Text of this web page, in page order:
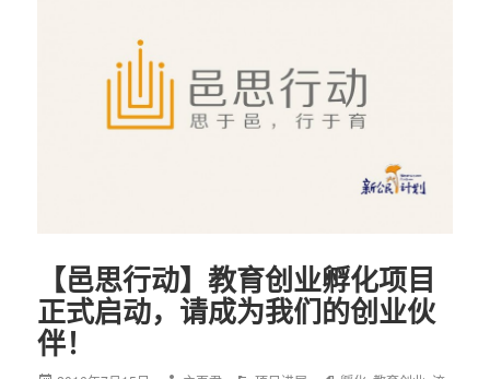
【邑思行动】教育创业孵化项目
正式启动，请成为我们的创业伙
伴！